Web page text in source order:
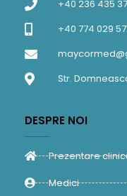
+40 236 435
+40 774 029
Str.
DESPRE NOI
Prezentare
Medici